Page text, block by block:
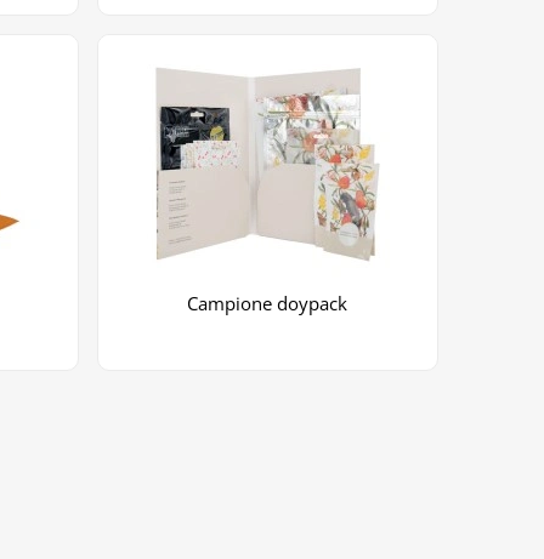
Campione doypack